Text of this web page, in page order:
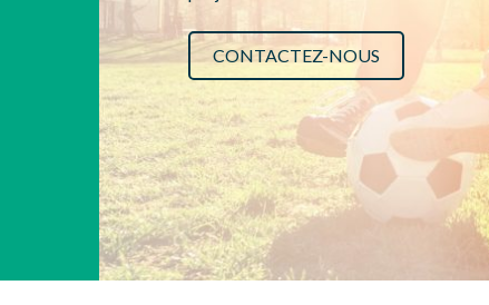
CONTACTEZ-NOUS